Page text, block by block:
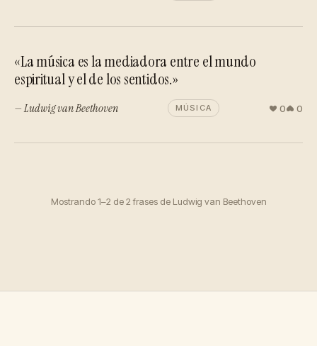
«La música es la mediadora entre el mundo
espiritual y el de los sentidos.»
— Ludwig van Beethoven MÚSICA 0 0
Mostrando 1–2 de 2 frases de Ludwig van Beethoven